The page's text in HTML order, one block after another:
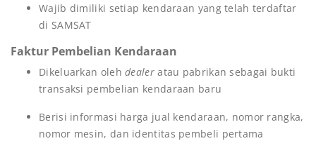
Wajib dimiliki setiap kendaraan yang telah terdaftar
di SAMSAT
Faktur Pembelian Kendaraan
Dikeluarkan olehdealeratau pabrikan sebagai bukti
transaksi pembelian kendaraan baru
Berisi informasi harga jual kendaraan, nomor rangka,
nomor mesin, dan identitas pembeli pertama